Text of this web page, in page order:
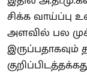
சிக்க வாய்ப்பு
அளவில் பல